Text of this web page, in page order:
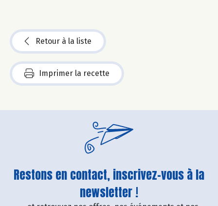
Retour à la liste
Imprimer la recette
Restons en contact, inscrivez-vous à la
newsletter !